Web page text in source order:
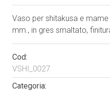
Vaso per shitakusa e
mm., in gres smaltato,
Cod:
VSHI_0027
Categoria: